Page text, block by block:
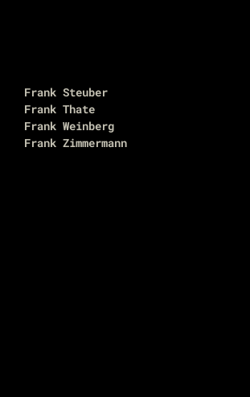
Frank Steuber
Frank Thate
Frank Weinberg
Frank Zimmermann